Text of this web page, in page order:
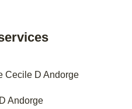
Cecile D Andorge
Andorge